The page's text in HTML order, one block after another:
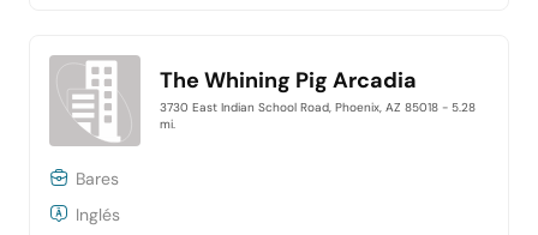
The Whining Pig Arcadia
3730 East Indian School Road, Phoenix, AZ 85018 - 5.28
mi.
Bares
Inglés